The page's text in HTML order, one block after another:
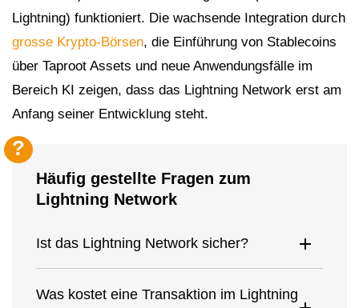
Lightning) funktioniert. Die wachsende Integration durch
grosse Krypto-Börsen, die Einführung von Stablecoins
über Taproot Assets und neue Anwendungsfälle im
Bereich KI zeigen, dass das Lightning Network erst am
Anfang seiner Entwicklung steht.
Häufig gestellte Fragen zum
Lightning Network
Ist das Lightning Network sicher?
Was kostet eine Transaktion im Lightning